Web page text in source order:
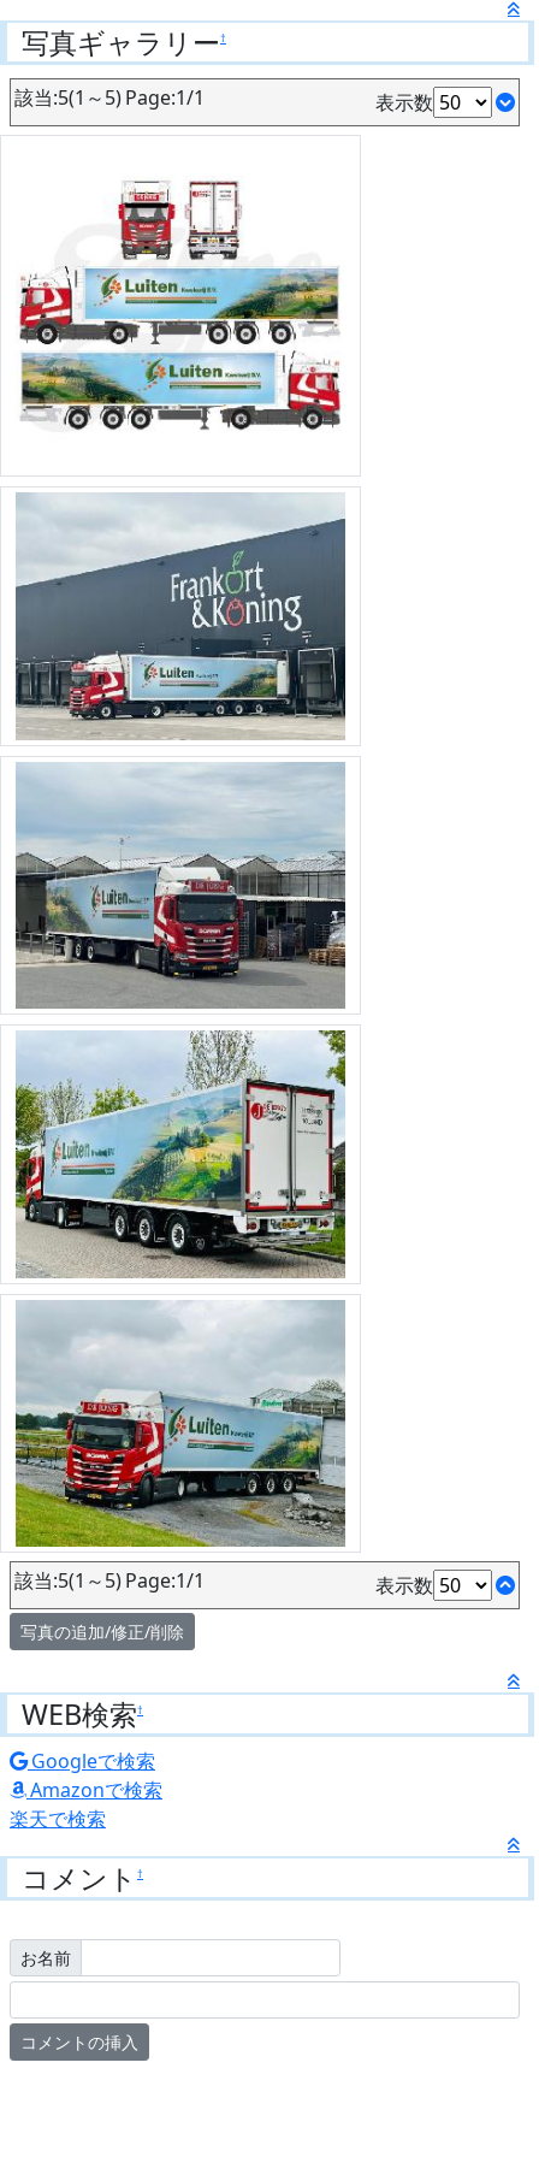
写真ギャラリー†
該当:5(1～5) Page:1/1 表示数
該当:5(1～5) Page:1/1 表示数
写真の追加/修正/削除
WEB検索†
Googleで検索
Amazonで検索
楽天で検索
コメント †
お名前